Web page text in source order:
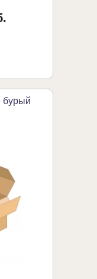
бурый